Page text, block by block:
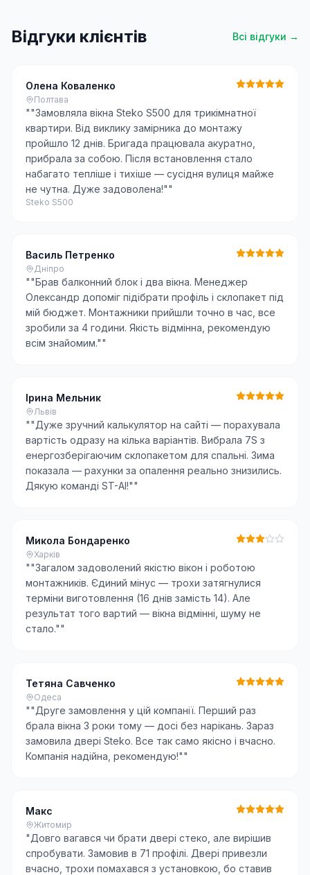
Відгуки клієнтів Всі відгуки →
Олена Коваленко
Полтава
""Замовляла вікна Steko S500 для трикімнатної
квартири. Від виклику замірника до монтажу
пройшло 12 днів. Бригада працювала акуратно,
прибрала за собою. Після встановлення стало
набагато тепліше і тихіше — сусідня вулиця майже
не чутна. Дуже задоволена!""
Steko S500
Василь Петренко
Дніпро
""Брав балконний блок і два вікна. Менеджер
Олександр допоміг підібрати профіль і склопакет під
мій бюджет. Монтажники прийшли точно в час, все
зробили за 4 години. Якість відмінна, рекомендую
всім знайомим.""
Ірина Мельник
Львів
""Дуже зручний калькулятор на сайті — порахувала
вартість одразу на кілька варіантів. Вибрала 7S з
енергозберігаючим склопакетом для спальні. Зима
показала — рахунки за опалення реально знизились.
Дякую команді ST-AI!""
Микола Бондаренко
Харків
""Загалом задоволений якістю вікон і роботою
монтажників. Єдиний мінус — трохи затягнулися
терміни виготовлення (16 днів замість 14). Але
результат того вартий — вікна відмінні, шуму не
стало.""
Тетяна Савченко
Одеса
""Друге замовлення у цій компанії. Перший раз
брала вікна 3 роки тому — досі без нарікань. Зараз
замовила двері Steko. Все так само якісно і вчасно.
Компанія надійна, рекомендую!""
Макс
Житомир
"Довго вагався чи брати двері стеко, але вирішив
спробувати. Замовив в 71 профілі. Двері привезли
вчасно, трохи помахався з установкою, бо ставив